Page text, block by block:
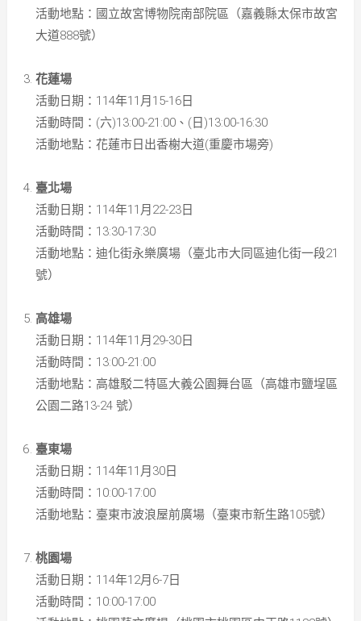
活動地點：國立故宮博物院南部院區（嘉義縣太保市故宮
大道888號）
花蓮場
活動日期：114年11月15-16日
活動時間：(六)13:00-21:00、(日)13:00-16:30
活動地點：花蓮市日出香榭大道(重慶市場旁)
臺北場
活動日期：114年11月22-23日
活動時間：13:30-17:30
活動地點：迪化街永樂廣場（臺北市大同區迪化街一段21
號）
高雄場
活動日期：114年11月29-30日
活動時間：13:00-21:00
活動地點：高雄駁二特區大義公園舞台區（高雄市鹽埕區
公園二路13-24 號）
臺東場
活動日期：114年11月30日
活動時間：10:00-17:00
活動地點：臺東市波浪屋前廣場（臺東市新生路105號）
桃園場
活動日期：114年12月6-7日
活動時間：10:00-17:00